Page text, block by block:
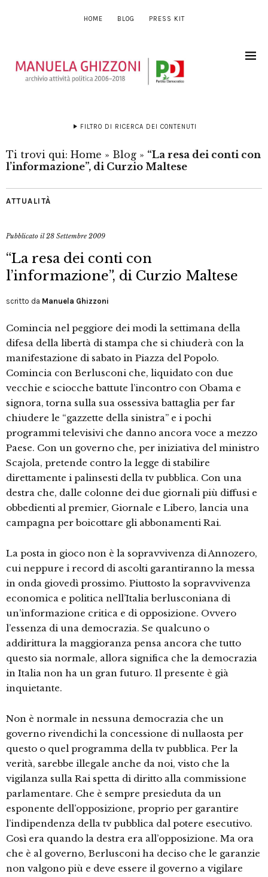
HOME BLOG PRESS KIT
FILTRO DI RICERCA DEI CONTENUTI
Ti trovi qui: Home » Blog » “La resa dei conti con
l’informazione”, di Curzio Maltese
ATTUALITÀ
Pubblicato il28 Settembre 2009
“La resa dei conti con
l’informazione”, di Curzio Maltese
scritto da Manuela Ghizzoni
Comincia nel peggiore dei modi la settimana della
difesa della libertà di stampa che si chiuderà con la
manifestazione di sabato in Piazza del Popolo.
Comincia con Berlusconi che, liquidato con due
vecchie e sciocche battute l’incontro con Obama e
signora, torna sulla sua ossessiva battaglia per far
chiudere le “gazzette della sinistra” e i pochi
programmi televisivi che danno ancora voce a mezzo
Paese. Con un governo che, per iniziativa del ministro
Scajola, pretende contro la legge di stabilire
direttamente i palinsesti della tv pubblica. Con una
destra che, dalle colonne dei due giornali più diffusi e
obbedienti al premier, Giornale e Libero, lancia una
campagna per boicottare gli abbonamenti Rai.
La posta in gioco non è la sopravvivenza di Annozero,
cui neppure i record di ascolti garantiranno la messa
in onda giovedì prossimo. Piuttosto la sopravvivenza
economica e politica nell’Italia berlusconiana di
un’informazione critica e di opposizione. Ovvero
l’essenza di una democrazia. Se qualcuno o
addirittura la maggioranza pensa ancora che tutto
questo sia normale, allora significa che la democrazia
in Italia non ha un gran futuro. Il presente è già
inquietante.
Non è normale in nessuna democrazia che un
governo rivendichi la concessione di nullaosta per
questo o quel programma della tv pubblica. Per la
verità, sarebbe illegale anche da noi, visto che la
vigilanza sulla Rai spetta di diritto alla commissione
parlamentare. Che è sempre presieduta da un
esponente dell’opposizione, proprio per garantire
l’indipendenza della tv pubblica dal potere esecutivo.
Così era quando la destra era all’opposizione. Ma ora
che è al governo, Berlusconi ha deciso che le garanzie
non valgono più e deve essere il governo a vigilare